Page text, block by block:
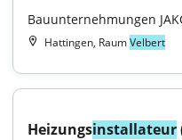
Bauunternehmungen
Hattingen, RaumVelbert
Heizungsinstallateur